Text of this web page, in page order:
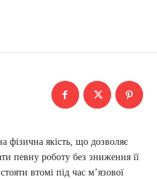
фізична якість, що дозволяє
певну роботу без зниження її
втомі під час м’язової